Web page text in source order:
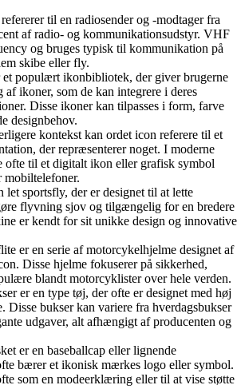
til en radiosender og -modtager fra
af radio- og kommunikationsudstyr. VHF
og bruges typisk til kommunikation på
skibe eller fly.
populært ikonbibliotek, der giver brugerne
af ikoner, som de kan integrere i deres
Disse ikoner kan tilpasses i form, farve
designbehov.
kontekst kan ordet icon referere til et
der repræsenterer noget. I moderne
ofte til et digitalt ikon eller grafisk symbol
mobiltelefoner.
let sportsfly, der er designet til at lette
flyvning sjov og tilgængelig for en bredere
er kendt for sit unikke design og innovative
er en serie af motorcykelhjelme designet af
Disse hjelme fokuserer på sikkerhed,
blandt motorcyklister over hele verden.
er en type tøj, der ofte er designet med høj
Disse bukser kan variere fra hverdagsbukser
udgaver, alt afhængigt af producenten og
er en baseballcap eller lignende
bærer et ikonisk mærkes logo eller symbol.
som en modeerklæring eller til at vise støtte